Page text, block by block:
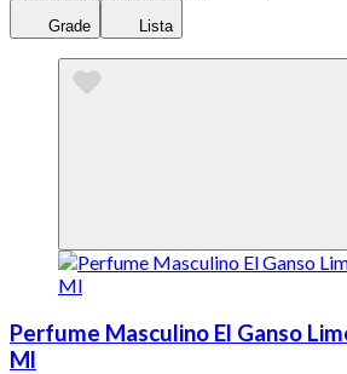
Grade Lista
Perfume Masculino El Ganso
Ml